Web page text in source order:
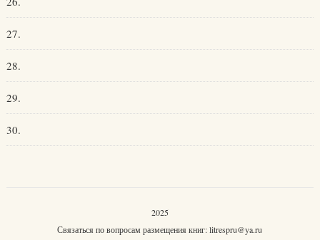
27.
28.
29.
30.
2025
Связаться по вопросам размещения книг:litrespru@ya.ru